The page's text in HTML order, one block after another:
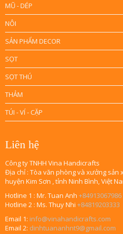
MŨ - DÉP
NÔI
SẢN PHẨM DECOR
SỌT
SỌT THÚ
THẢM
TÚI - VÍ - CẶP
Liên hệ
Công ty TNHH Vina Handicrafts
Địa chỉ : Tòa văn phòng và xưởng sản
huyện Kim Sơn , tỉnh Ninh Bình, Việt
Hotline 1 : Mr. Tuan Anh +84913067986
Hotline 2 : Ms. Thuy Nhi +84819203333
Email 1: info@vinahandicrafts.com
Email 2: dinhtuananhnt9@gmail.com